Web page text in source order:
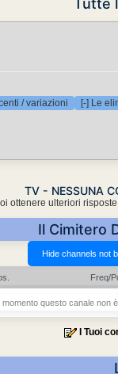
Tutte
/ variazioni [-] Le
TV - NESSUNA
ottenere ulteriori
Il Cimitero
Freq/
momento questo canale non
I Tuoi